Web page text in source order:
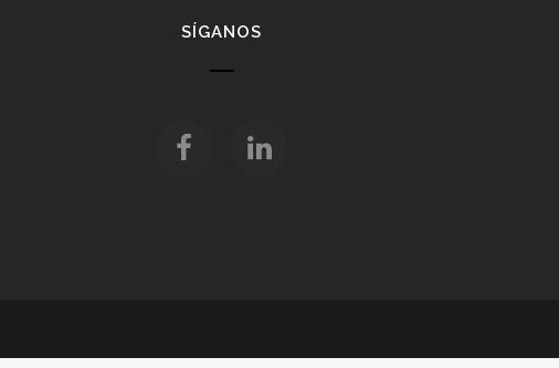
SÍGANOS